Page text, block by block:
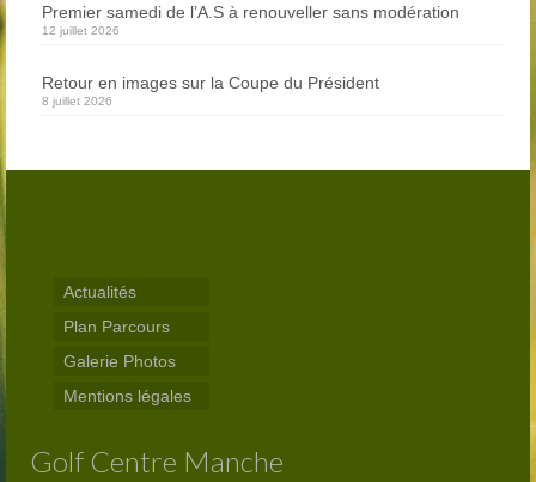
Abonnements
Journée
Inscriptions
Départs
Premier samedi de l’A.S à renouveller sans modération
12 juillet 2026
Retour en images sur la Coupe du Président
8 juillet 2026
Actualités
Plan Parcours
Galerie Photos
Mentions légales
Golf Centre Manche